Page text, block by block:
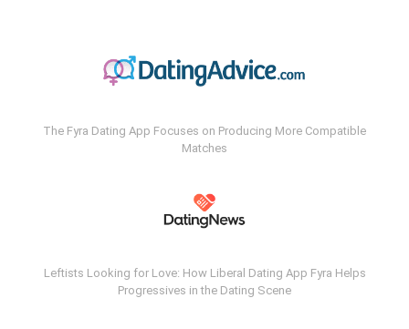
The Fyra Dating App Focuses on Producing More Compatible
Matches
Leftists Looking for Love: How Liberal Dating App Fyra Helps
Progressives in the Dating Scene